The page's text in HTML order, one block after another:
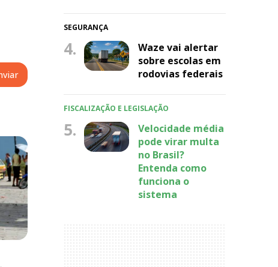
SEGURANÇA
4.
Waze vai alertar
sobre escolas em
rodovias federais
FISCALIZAÇÃO E LEGISLAÇÃO
5.
Velocidade média
pode virar multa
no Brasil?
Entenda como
funciona o
sistema